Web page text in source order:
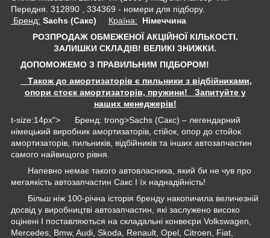
Передня. 312890 , 334369 - номери для підбору.
Бренд: Sachs (Сакс) Країна: Німеччина
РОЗПРОДАЖ ОБМЕЖЕНОЇ АКЦІЙНОЇ КІЛЬКОСТІ.
ЗАЛИШКИ СКЛАДІВ! ВЕЛИКІ ЗНИЖКИ.
ДОПОМОЖЕМО З ПРАВИЛЬНИМ ПІДБОРОМ!
Також до амортизаторів є пильники з відбійниками,
опори стоєк амортизаторів, пружини! Запитуйте у
наших менеджерів!
t-size:14px"> Бренд: trong>Sachs (Сакс) – легендарний
німецький виробник амортизаторів, стійок, опор до стойок
амортизаторів, пильників, відбійників та інших автозапчастин
самого найвищого рівня.
Напевно немає такого автовласника, який би не чув про
мегаякість автозапчастин Сакс І їх наднадійність!
Більш ніж 100-річна історія бренду накопичила величезній
досвід у виробництві автозапчастин, які заслужено високо
оцінені І поставляються на складальні конвеєри Volkswagen,
Mercedes, Bmw, Audi, Skoda, Renault, Opel, Citroen, Fiat,